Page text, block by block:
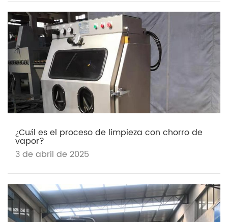
¿Cuál es el proceso de limpieza con chorro de
vapor?
3 de abril de 2025